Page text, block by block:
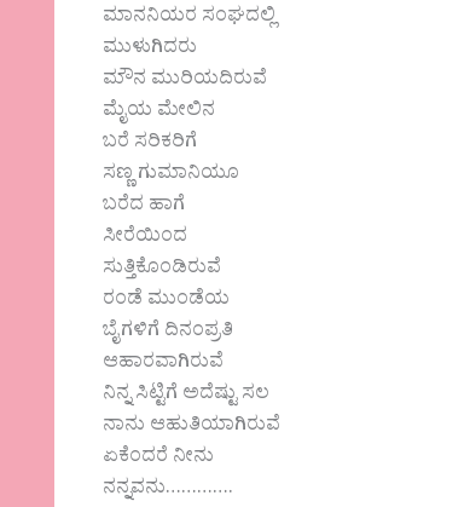
ಮಾನನಿಯರ ಸಂಘದಲ್ಲಿ
ಮುಳುಗಿದರು
ಮೌನ ಮುರಿಯದಿರುವೆ
ಮೈಯ ಮೇಲಿನ
ಬರೆ ಸರಿಕರಿಗೆ
ಸಣ್ಣ ಗುಮಾನಿಯೂ
ಬರೆದ ಹಾಗೆ
ಸೀರೆಯಿಂದ
ಸುತ್ತಿಕೊಂಡಿರುವೆ
ರಂಡೆ ಮುಂಡೆಯ
ಬೈಗಳಿಗೆ ದಿನಂಪ್ರತಿ
ಆಹಾರವಾಗಿರುವೆ
ನಿನ್ನ ಸಿಟ್ಟಿಗೆ ಅದೆಷ್ಟು ಸಲ
ನಾನು ಆಹುತಿಯಾಗಿರುವೆ
ಏಕೆಂದರೆ ನೀನು
ನನ್ನವನು………….